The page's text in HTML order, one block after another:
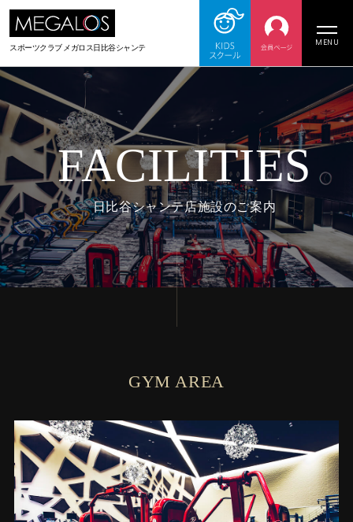
スポーツクラブ メガロス日比谷シャンテ
MENU
FACILITIES
日比谷シャンテ店施設のご案内
GYM AREA